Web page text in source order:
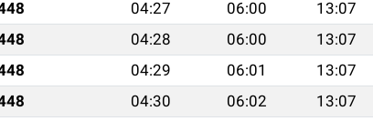
04:27 06:00 13:07
04:28 06:00 13:07
04:29 06:01 13:07
04:30 06:02 13:07